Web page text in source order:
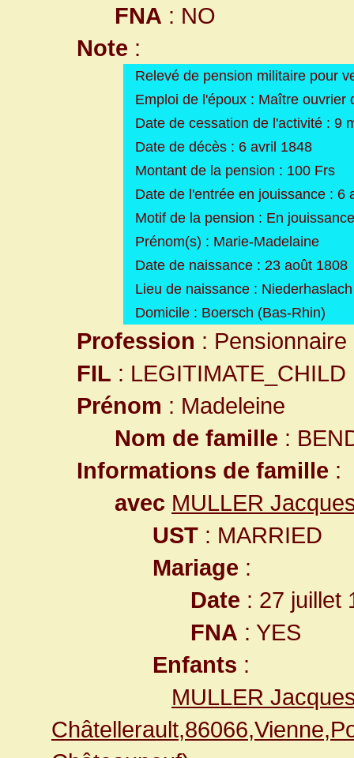
FNA : NO
Note :
Relevé de pension militaire pour
Emploi de l'époux : Maître ouvrier
Date de cessation de l'activité : 9
Date de décès : 6 avril 1848
Montant de la pension : 100 Frs
Date de l'entrée en jouissance : 6
Motif de la pension : En
Prénom(s) : Marie-Madelaine
Date de naissance : 23 août 1808
Lieu de naissance :
Domicile : Boersch (Bas-Rhin)
Profession :
FIL : LEGITIMATE_CHILD
Prénom : Madeleine
Nom de famille :
Informations de famille :
avec MULLER
UST : MARRIED
Mariage :
Date : 27 juillet
FNA : YES
Enfants :
MULLER